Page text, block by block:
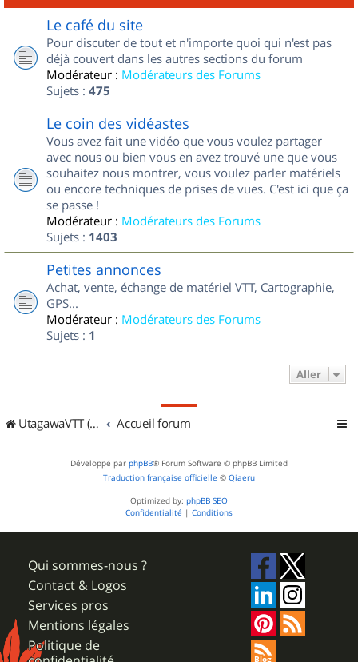
Le café du site
Pour discuter de tout et n'importe quoi qui n'est pas
déjà couvert dans les autres sections du forum
Modérateur : Modérateurs des Forums
Sujets : 475
Le coin des vidéastes
Vous avez fait une vidéo que vous voulez partager
avec nous ou bien vous en avez trouvé une que vous
souhaitez nous montrer, vous voulez parler matériels
ou encore techniques de prises de vues. C'est ici que ça
se passe !
Modérateur : Modérateurs des Forums
Sujets : 1403
Petites annonces
Achat, vente, échange de matériel VTT, Cartographie,
GPS...
Modérateur : Modérateurs des Forums
Sujets : 1
Aller
UtagawaVTT (Randos VTT et VTTAE avec traces GPS) Accueil forum
Développé par phpBB® Forum Software © phpBB Limited
Traduction française officielle © Qiaeru
Optimized by: phpBB SEO
Confidentialité | Conditions
Qui sommes-nous ?
Contact & Logos
Services pros
Mentions légales
Politique de